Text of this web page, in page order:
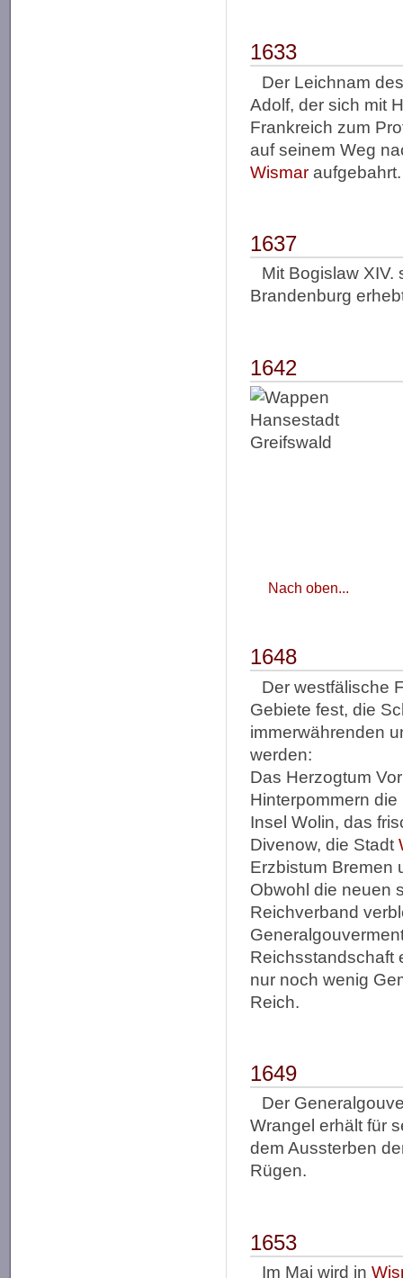
1633
Der Leichnam
Adolf, der sich mit
Frankreich zum
auf seinem Weg
Wismar aufgebahrt.
1637
Mit Bogislaw
Brandenburg
1642
Nach oben...
1648
Der westfälische
Gebiete fest, die
immerwährenden
werden:
Das Herzogtum
Hinterpommern
Insel Wolin, das
Divenow, die Stadt
Erzbistum Bremen
Obwohl die neuen
Reichverband
Reichsstandschaft
nur noch wenig
Reich.
1649
Der
Wrangel erhält für
dem Aussterben
Rügen.
1653
Im Mai wird in